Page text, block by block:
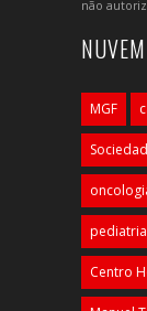
não
MGF
pediatria
Centro